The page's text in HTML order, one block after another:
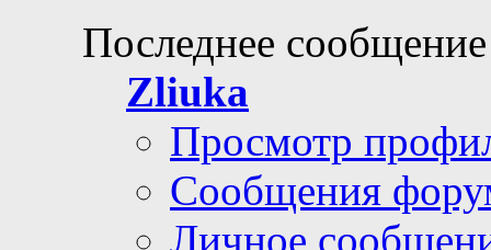
Последнее
Zliuka
Просмотр
Сообщения
Личное